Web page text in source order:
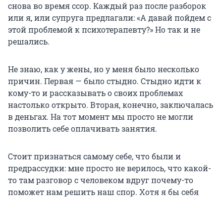
снова во время ссор. Каждый раз после разборок
или я, или супруга предлагали: «А давай пойдем с
этой проблемой к психотерапевту?» Но так и не
решались.
Не знаю, как у жены, но у меня было несколько
причин. Первая — было стыдно. Стыдно идти к
кому-то и рассказывать о своих проблемах
настолько открыто. Вторая, конечно, заключалась
в деньгах. На тот момент мы просто не могли
позволить себе оплачивать занятия.
Стоит признаться самому себе, что были и
предрассудки: мне просто не верилось, что какой-
то там разговор с человеком вдруг почему-то
поможет нам решить наш спор. Хотя я бы себя